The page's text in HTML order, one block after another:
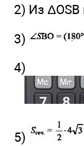
2) Из ΔOSВ
3)
4)
5)